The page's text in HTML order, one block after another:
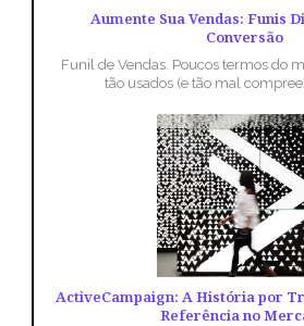
Aumente Sua Vendas: Funis
Conversão
Funil de Vendas. Poucos termos do
tão usados (e tão mal
ActiveCampaign: A História por
Referência no